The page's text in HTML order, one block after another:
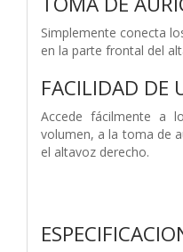
Simplemente conecta
en la parte frontal del
FACILIDAD DE
Accede fácilmente a
volumen, a la toma de
el altavoz derecho.